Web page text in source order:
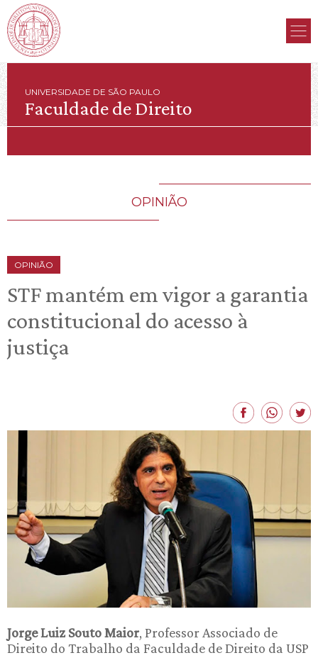
UNIVERSIDADE DE SÃO PAULO
Faculdade de Direito
OPINIÃO
OPINIÃO
STF mantém em vigor a garantia
constitucional do acesso à
justiça
Jorge Luiz Souto Maior, Professor Associado de
Direito do Trabalho da Faculdade de Direito da USP